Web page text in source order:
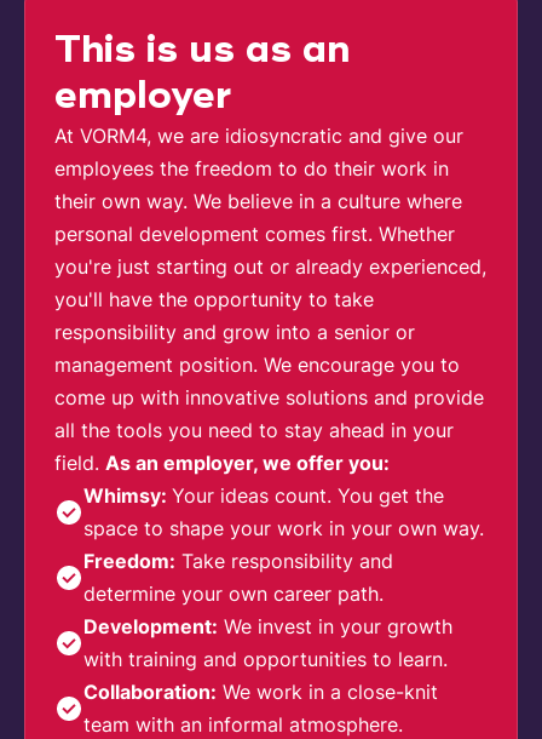
This is us as an
employer
At VORM4, we are idiosyncratic and give our
employees the freedom to do their work in
their own way. We believe in a culture where
personal development comes first. Whether
you're just starting out or already experienced,
you'll have the opportunity to take
responsibility and grow into a senior or
management position. We encourage you to
come up with innovative solutions and provide
all the tools you need to stay ahead in your
field. As an employer, we offer you:
Whimsy: Your ideas count. You get the
space to shape your work in your own way.
Freedom: Take responsibility and
determine your own career path.
Development: We invest in your growth
with training and opportunities to learn.
Collaboration: We work in a close-knit
team with an informal atmosphere.